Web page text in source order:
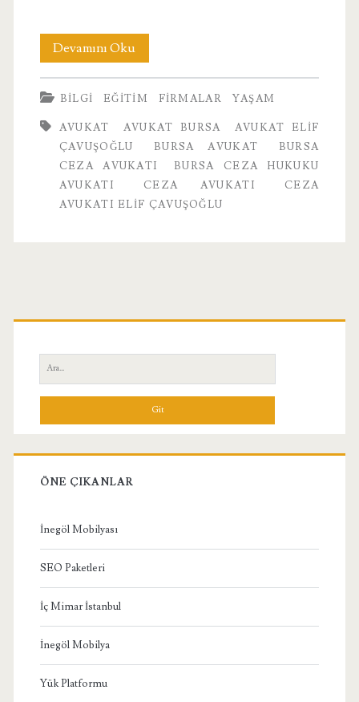
Devamını OkuCeza
Avukatı
Elif
Çavuşoğlu
BILGI EĞITIM FIRMALAR YAŞAM
AVUKAT AVUKAT BURSA
AVUKAT ELIF
ÇAVUŞOĞLU
BURSA AVUKAT
BURSA
CEZA AVUKATI
BURSA CEZA HUKUKU
AVUKATI
CEZA AVUKATI
CEZA
AVUKATI ELIF ÇAVUŞOĞLU
Birincil
Yan
Menü
Ara:
ÖNE ÇIKANLAR
İnegöl Mobilyası
SEO Paketleri
İç Mimar İstanbul
İnegöl Mobilya
Yük Platformu